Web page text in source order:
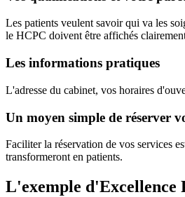
Les patients veulent savoir qui va les
le HCPC doivent être affichés
Les informations pratiques
L'adresse du cabinet, vos horaires
Un moyen simple de réserver
Faciliter la réservation de vos services
transformeront en patients.
L'exemple d'Excellence